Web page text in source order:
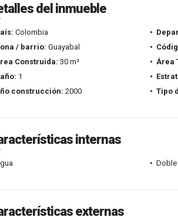
del inmueble
Colombia
/ barrio: Guayabal
Construida: 30 m² Área
1
construcción: 2000 Tipo
internas
Doble
externas